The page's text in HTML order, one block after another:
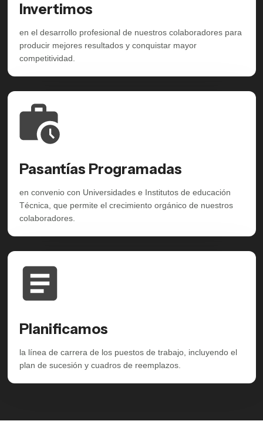
Invertimos
en el desarrollo profesional de nuestros colaboradores para
producir mejores resultados y conquistar mayor
competitividad.
Pasantías Programadas
en convenio con Universidades e Institutos de educación
Técnica, que permite el crecimiento orgánico de nuestros
colaboradores.
Planificamos
la línea de carrera de los puestos de trabajo, incluyendo el
plan de sucesión y cuadros de reemplazos.